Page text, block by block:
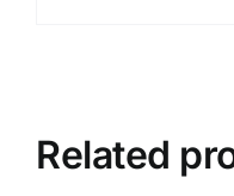
Related